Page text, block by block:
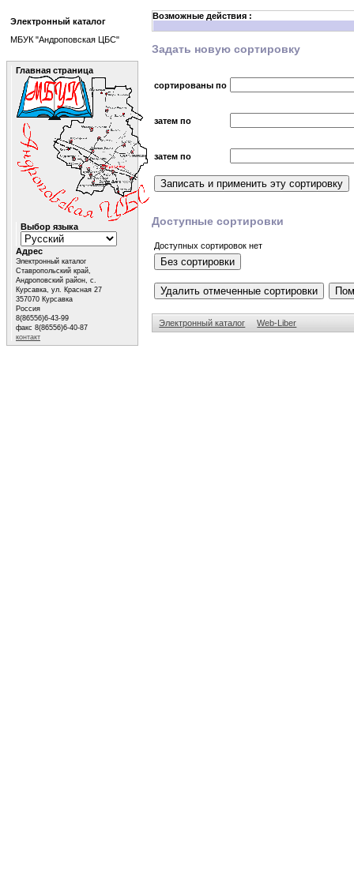
Возможные действия :
Задать новую сортировку
сортированы по
затем по
затем по
Доступные сортировки
Доступных сортировок нет
Электронный каталог Web-Liber
Электронный каталог
МБУК "Андроповская ЦБС"
Главная страница
Выбор языка
Адрес
Электронный каталог
Ставропольский край,
Андроповский район, с.
Курсавка, ул. Красная 27
357070 Курсавка
Россия
8(86556)6-43-99
факс 8(86556)6-40-87
контакт